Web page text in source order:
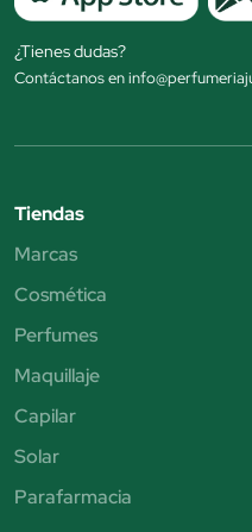
¿Tienes dudas?
Contáctanos en
Tiendas
Marcas
Cosmética
Perfumes
Maquillaje
Capilar
Solar
Parafarmacia